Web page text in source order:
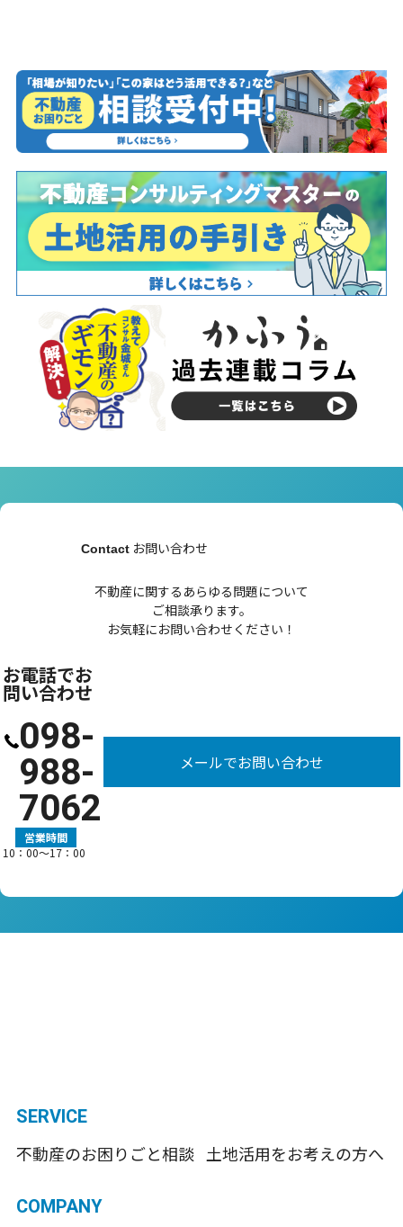
Contact お問い合わせ
不動産に関するあらゆる問題について
ご相談承ります。
お気軽にお問い合わせください！
お電話でお
問い合わせ
098-
988-
7062
営業時間
10：00〜17：00
メールでお問い合わせ
SERVICE
不動産のお困りごと相談 土地活用をお考えの方へ
COMPANY